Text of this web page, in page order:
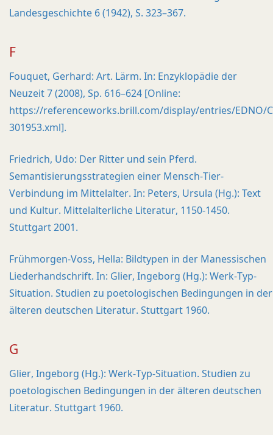
Landesgeschichte 6 (1942), S. 323–367.
F
Fouquet, Gerhard: Art. Lärm. In: Enzyklopädie der
Neuzeit 7 (2008), Sp. 616–624 [Online:
https://referenceworks.brill.com/display/entries/EDNO/
301953.xml].
Friedrich, Udo: Der Ritter und sein Pferd.
Semantisierungsstrategien einer Mensch-Tier-
Verbindung im Mittelalter. In: Peters, Ursula (Hg.): Text
und Kultur. Mittelalterliche Literatur, 1150-1450.
Stuttgart 2001.
Frühmorgen-Voss, Hella: Bildtypen in der Manessischen
Liederhandschrift. In: Glier, Ingeborg (Hg.): Werk-Typ-
Situation. Studien zu poetologischen Bedingungen in der
älteren deutschen Literatur. Stuttgart 1960.
G
Glier, Ingeborg (Hg.): Werk-Typ-Situation. Studien zu
poetologischen Bedingungen in der älteren deutschen
Literatur. Stuttgart 1960.